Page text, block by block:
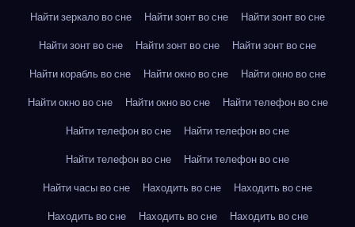
Найти зеркало во сне
Найти зонт во сне
Найти зонт во сне
Найти зонт во сне
Найти зонт во сне
Найти зонт во сне
Найти корабль во сне
Найти окно во сне
Найти окно во сне
Найти окно во сне
Найти окно во сне
Найти телефон во сне
Найти телефон во сне
Найти телефон во сне
Найти телефон во сне
Найти телефон во сне
Найти часы во сне
Находить во сне
Находить во сне
Находить во сне
Находить во сне
Находить во сне